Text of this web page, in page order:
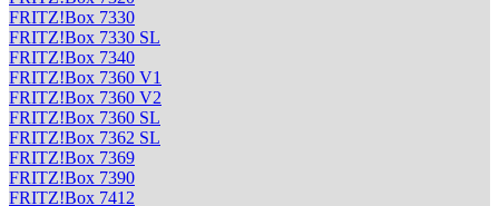
FRITZ!Box 7330
FRITZ!Box 7330 SL
FRITZ!Box 7340
FRITZ!Box 7360 V1
FRITZ!Box 7360 V2
FRITZ!Box 7360 SL
FRITZ!Box 7362 SL
FRITZ!Box 7369
FRITZ!Box 7390
FRITZ!Box 7412